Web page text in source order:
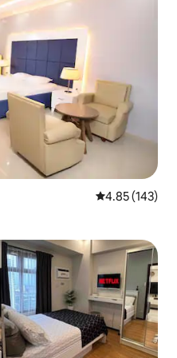
औसत रेटिंग 5 में से
4.85 (143)